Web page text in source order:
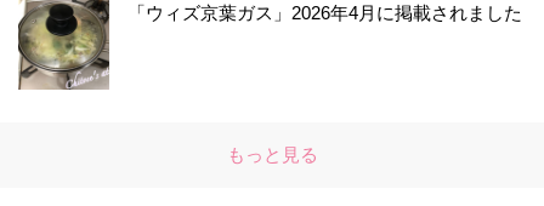
「ウィズ京葉ガス」2026年4月に掲載されました
もっと見る